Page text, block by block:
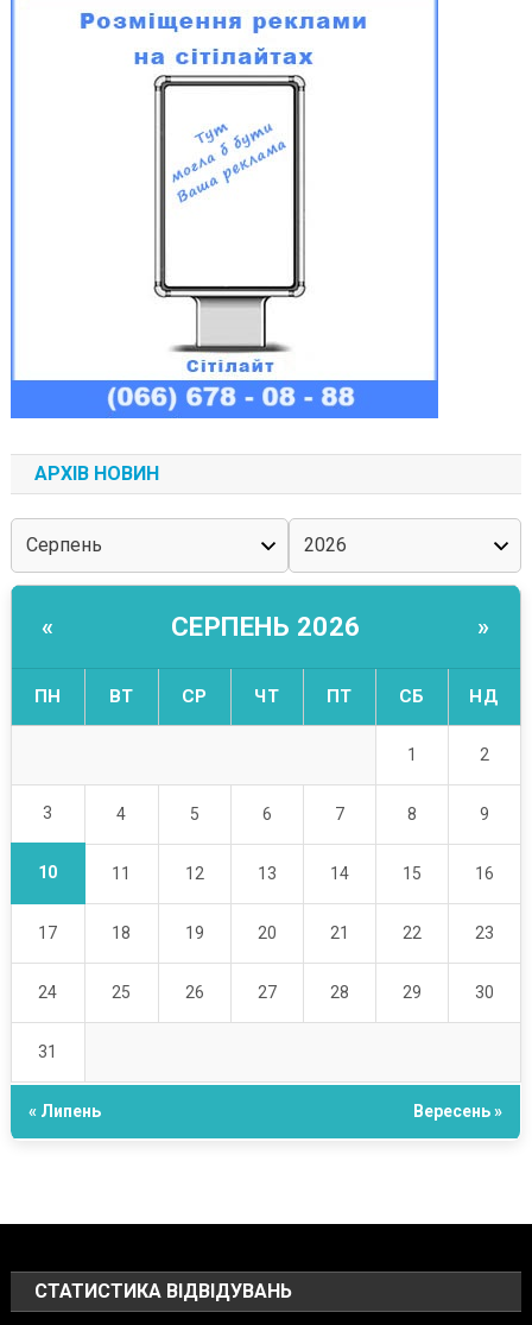
АРХІВ НОВИН
« СЕРПЕНЬ 2026 »
ПН ВТ СР ЧТ ПТ СБ НД
1 2
3 4 5 6 7 8 9
10 11 12 13 14 15 16
17 18 19 20 21 22 23
24 25 26 27 28 29 30
31
« Липень Вересень »
СТАТИСТИКА ВІДВІДУВАНЬ